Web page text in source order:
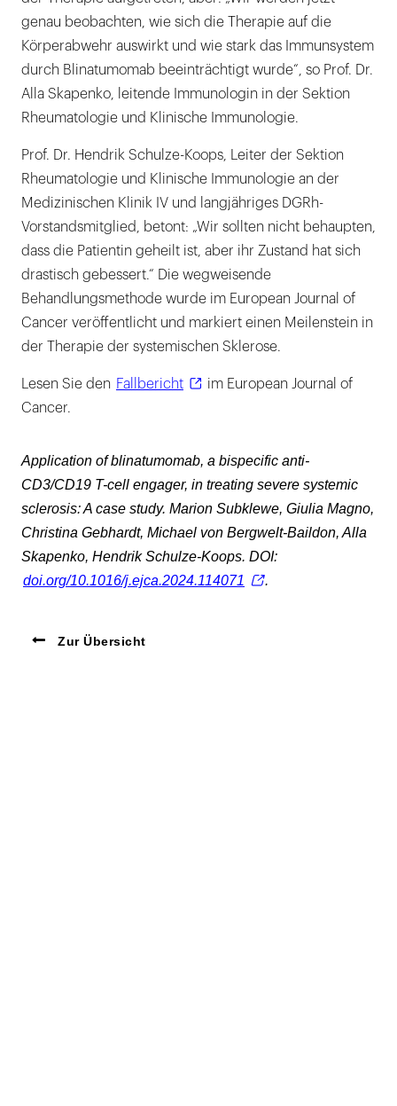
genau beobachten, wie sich die Therapie auf die
Körperabwehr auswirkt und wie stark das Immunsystem
durch Blinatumomab beeinträchtigt wurde“, so Prof. Dr.
Alla Skapenko, leitende Immunologin in der Sektion
Rheumatologie und Klinische Immunologie.
Prof. Dr. Hendrik Schulze-Koops, Leiter der Sektion
Rheumatologie und Klinische Immunologie an der
Medizinischen Klinik IV und langjähriges DGRh-
Vorstandsmitglied, betont: „Wir sollten nicht behaupten,
dass die Patientin geheilt ist, aber ihr Zustand hat sich
drastisch gebessert.“ Die wegweisende
Behandlungsmethode wurde im European Journal of
Cancer veröffentlicht und markiert einen Meilenstein in
der Therapie der systemischen Sklerose.
Lesen Sie den Fallbericht
im European Journal of
Cancer.
Application of blinatumomab, a bispecific anti-
CD3/CD19 T-cell engager, in treating severe systemic
sclerosis: A case study. Marion Subklewe, Giulia Magno,
Christina Gebhardt, Michael von Bergwelt-Baildon, Alla
Skapenko, Hendrik Schulze-Koops. DOI:
doi.org/10.1016/j.ejca.2024.114071
.
Zur Übersicht